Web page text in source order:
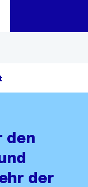
den
der